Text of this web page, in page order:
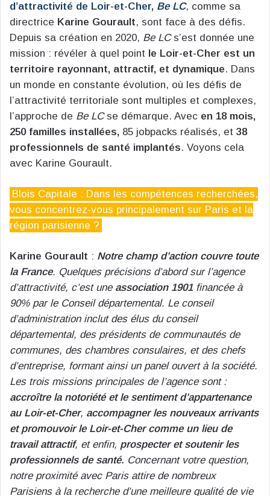
d’attractivité de Loir-et-Cher, Be LC, comme sa
directrice Karine Gourault, sont face à des défis.
Depuis sa création en 2020, Be LCs’est donnée une
mission : révéler à quel point le Loir-et-Cher est un
territoire rayonnant, attractif, et dynamique. Dans
un monde en constante évolution, où les défis de
l’attractivité territoriale sont multiples et complexes,
l’approche de Be LCse démarque. Avec en 18 mois,
250 familles installées, 85 jobpacks réalisés, et 38
professionnels de santé implantés. Voyons cela
avec Karine Gourault.
Blois Capitale : Dans les compétences recherchées,
vous concentrez-vous principalement sur Paris et la
région parisienne ?
Karine Gourault : Notre champ d’action couvre toute
la France. Quelques précisions d’abord sur l’agence
d’attractivité, c’est une association 1901 financée à
90% par le Conseil départemental. Le conseil
d’administration inclut des élus du conseil
départemental, des présidents de communautés de
communes, des chambres consulaires, et des chefs
d’entreprise, formant ainsi un panel ouvert à la société.
Les trois missions principales de l’agence sont :
accroître la notoriété et le sentiment d’appartenance
au Loir-et-Cher, accompagner les nouveaux arrivants
et promouvoir le Loir-et-Cher comme un lieu de
travail attractif, et enfin, prospecter et soutenir les
professionnels de santé. Concernant votre question,
notre proximité avec Paris attire de nombreux
Parisiens à la recherche d’une meilleure qualité de vie